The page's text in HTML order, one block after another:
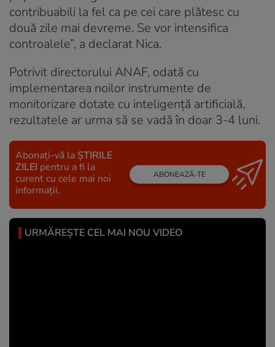
contribuabili la fel ca pe cei care plătesc cu
două zile mai devreme. Se vor intensifica
controalele”, a declarat Nica.
Potrivit directorului ANAF, odată cu
implementarea noilor instrumente de
monitorizare dotate cu inteligență artificială,
rezultatele ar urma să se vadă în doar 3-4 luni.
Abonați-vă la ȘTIRILE
ZILEI pentru a fi la
curent cu cele mai noi
informații.
ABONEAZĂ-TE
URMĂREȘTE CEL MAI NOU VIDEO